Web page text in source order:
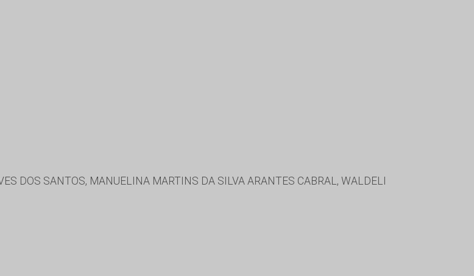
DOS SANTOS, MANUELINA MARTINS DA SILVA ARANTES CABRAL, WALDELI